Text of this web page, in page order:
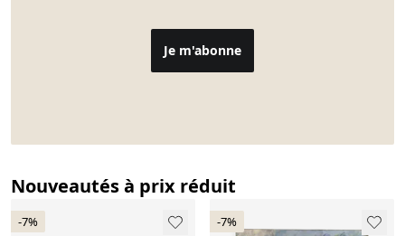
Je m'abonne
Nouveautés à prix réduit
-7% -7%